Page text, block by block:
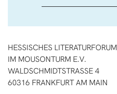
HESSISCHES LITERATURFORUM
IM MOUSONTURM E.V.
WALDSCHMIDTSTRASSE 4
60316 FRANKFURT AM MAIN